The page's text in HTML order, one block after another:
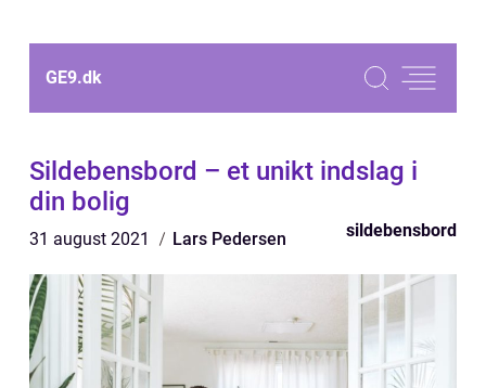
GE9.dk
Sildebensbord – et unikt indslag i
din bolig
31 august 2021 Lars Pedersen sildebensbord